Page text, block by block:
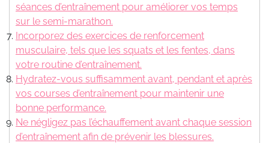
séances d’entraînement pour améliorer vos temps
sur le semi-marathon.
Incorporez des exercices de renforcement
musculaire, tels que les squats et les fentes, dans
votre routine d’entraînement.
Hydratez-vous suffisamment avant, pendant et après
vos courses d’entraînement pour maintenir une
bonne performance.
Ne négligez pas l’échauffement avant chaque session
d’entraînement afin de prévenir les blessures.